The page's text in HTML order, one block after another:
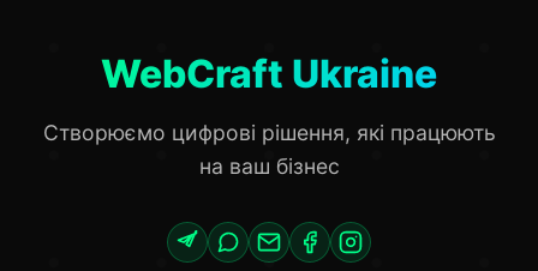
WebCraft Ukraine
Створюємо цифрові рішення, які працюють
на ваш бізнес